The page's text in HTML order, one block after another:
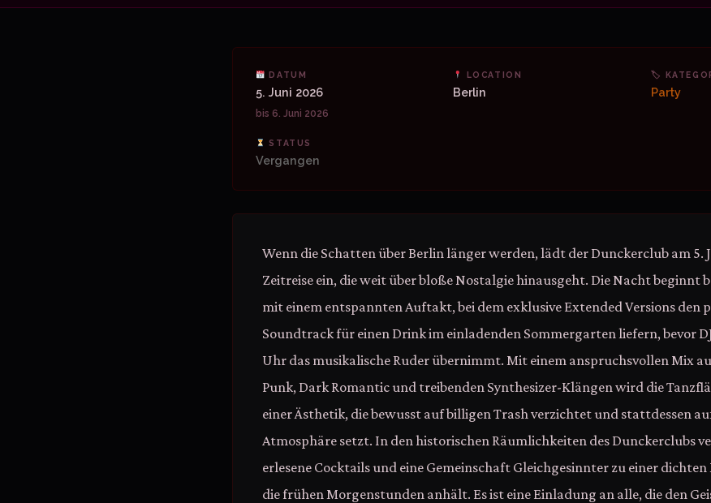
DATUM
5. Juni 2026
bis 6. Juni 2026
LOCATION
Berlin
🏷
Party
STATUS
Vergangen
Wenn die Schatten über Berlin länger werden, lädt der Dunckerclub am 5.
Zeitreise ein, die weit über bloße Nostalgie hinausgeht. Die Nacht beginnt
mit einem entspannten Auftakt, bei dem exklusive Extended Versions den
Soundtrack für einen Drink im einladenden Sommergarten liefern, bevor
Uhr das musikalische Ruder übernimmt. Mit einem anspruchsvollen Mix
Punk, Dark Romantic und treibenden Synthesizer-Klängen wird die
einer Ästhetik, die bewusst auf billigen Trash verzichtet und stattdessen
Atmosphäre setzt. In den historischen Räumlichkeiten des Dunckerclubs
erlesene Cocktails und eine Gemeinschaft Gleichgesinnter zu einer dichten
die frühen Morgenstunden anhält. Es ist eine Einladung an alle, die den